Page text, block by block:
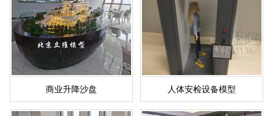
商业升降沙盘 人体安检设备模型